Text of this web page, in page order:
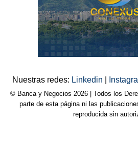
Nuestras redes: Linkedin
© Banca y Negocios 2026 | Todos los
parte de esta página ni las
reproducida sin